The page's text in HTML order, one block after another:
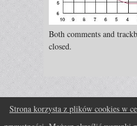
Both comments and
closed.
Strona korzysta z plików cookies w